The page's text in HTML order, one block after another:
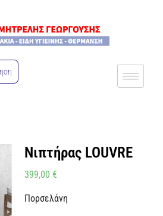
Νιπτήρας LOUVRE
399,00 €
Πορσελάνη